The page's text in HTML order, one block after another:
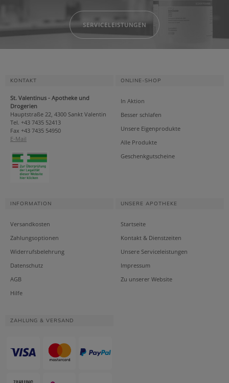
SERVICELEISTUNGEN
KONTAKT
St. Valentinus - Apotheke und
Drogerien
Hauptstraße 22, 4300 Sankt Valentin
Tel. +43 7435 52413
Fax +43 7435 54950
E-Mail
ONLINE-SHOP
In Aktion
Besser schlafen
Unsere Eigenprodukte
Alle Produkte
Geschenkgutscheine
INFORMATION
Versandkosten
Zahlungsoptionen
Widerrufsbelehrung
Datenschutz
AGB
Hilfe
UNSERE APOTHEKE
Startseite
Kontakt & Dienstzeiten
Unsere Serviceleistungen
Impressum
Zu unserer Website
ZAHLUNG & VERSAND